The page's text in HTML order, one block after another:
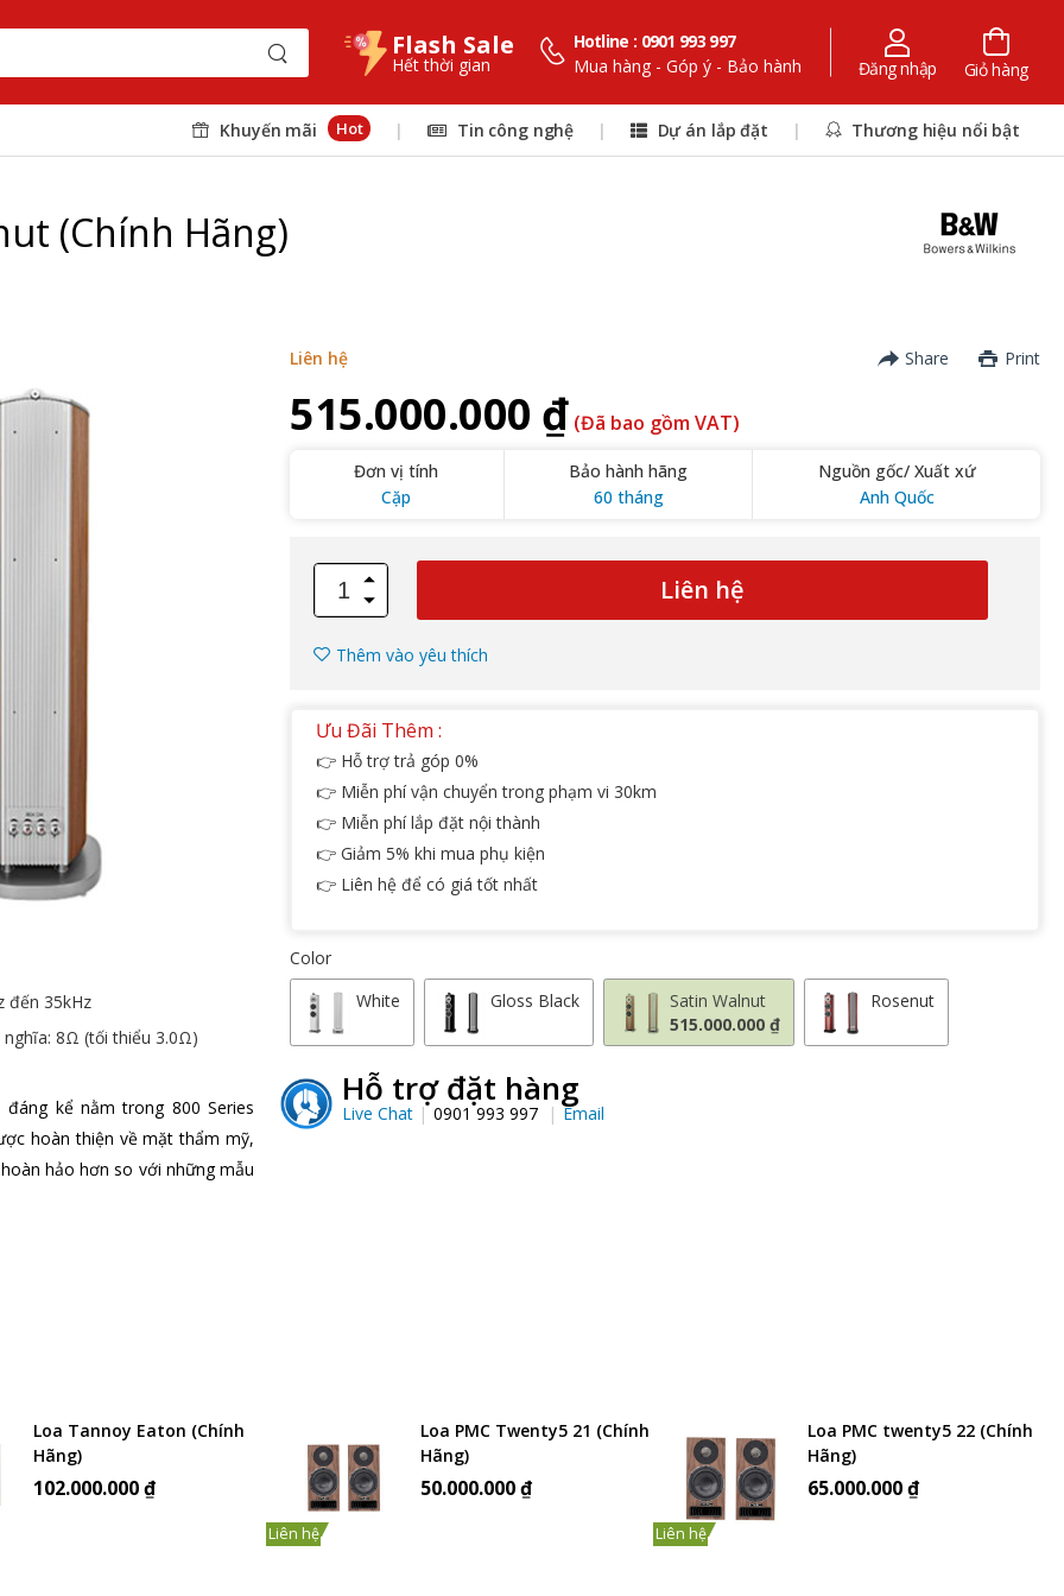
Flash Sale
Hết thời gian
Hotline : 0901 993 997
Mua hàng - Góp ý - Bảo hành
Đăng nhập Giỏ hàng
Khuyến mãi Hot | Tin công nghệ | Dự án lắp đặt | Thương hiệu nổi bật
(Chính Hãng)
đến 35kHz
nghĩa: 8Ω (tối thiểu 3.0Ω)
kể nằm trong 800 Series
hoàn thiện về mặt thẩm mỹ,
hảo hơn so với những mẫu
Liên hệ Share Print
515.000.000 ₫ (Đã bao gồm VAT)
Đơn vị tính
Cặp
Bảo hành hãng
60 tháng
Nguồn gốc/ Xuất xứ
Anh Quốc
Liên hệ
Thêm vào yêu thích
Ưu Đãi Thêm :
👉 Hỗ trợ trả góp 0%
👉 Miễn phí vận chuyển trong phạm vi 30km
👉 Miễn phí lắp đặt nội thành
👉 Giảm 5% khi mua phụ kiện
👉 Liên hệ để có giá tốt nhất
Color
White
Gloss Black
Satin Walnut
515.000.000 ₫
Rosenut
Hỗ trợ đặt hàng
Live Chat 0901 993 997 Email
Loa Tannoy Eaton (Chính
Hãng)
102.000.000 ₫
Liên hệ
Loa PMC Twenty5 21 (Chính
Hãng)
50.000.000 ₫
Liên hệ
Loa PMC twenty5 22 (Chính
Hãng)
65.000.000 ₫